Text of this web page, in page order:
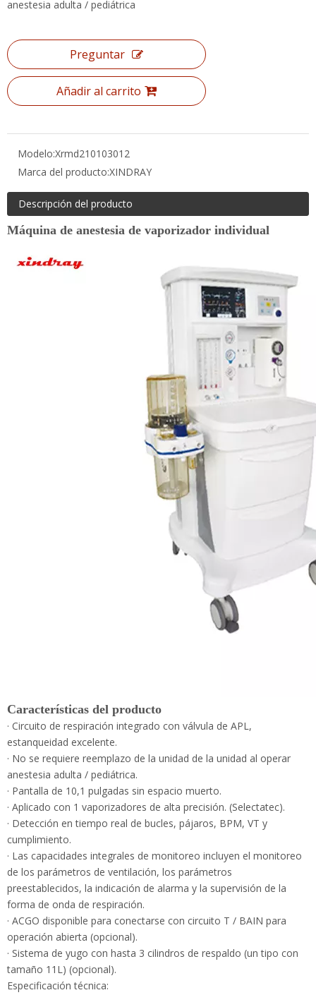
Preguntar
Añadir al carrito
Modelo:Xrmd210103012
Descripción del producto
· No se requiere reemplazo de la unidad de la unidad al operar
anestesia adulta / pediátrica.
· Pantalla de 10,1 pulgadas sin espacio muerto.
· Aplicado con 1 vaporizadores de alta precisión. (Selectatec).
· Detección en tiempo real de bucles, pájaros, BPM, VT y
cumplimiento.
· Las capacidades integrales de monitoreo incluyen el
monitoreo de los parámetros de ventilación, los parámetros
preestablecidos, la indicación de alarma y la supervisión de la
forma de onda de respiración.
· ACGO disponible para conectarse con circuito T / BAIN para
operación abierta (opcional).
· Sistema de yugo con hasta 3 cilindros de respaldo (un tipo
con tamaño 11L) (opcional).
Especificación técnica:
VCV: ventilación controlada por volumen
A / C: ASIST / CONTROL VENTILACIÓN